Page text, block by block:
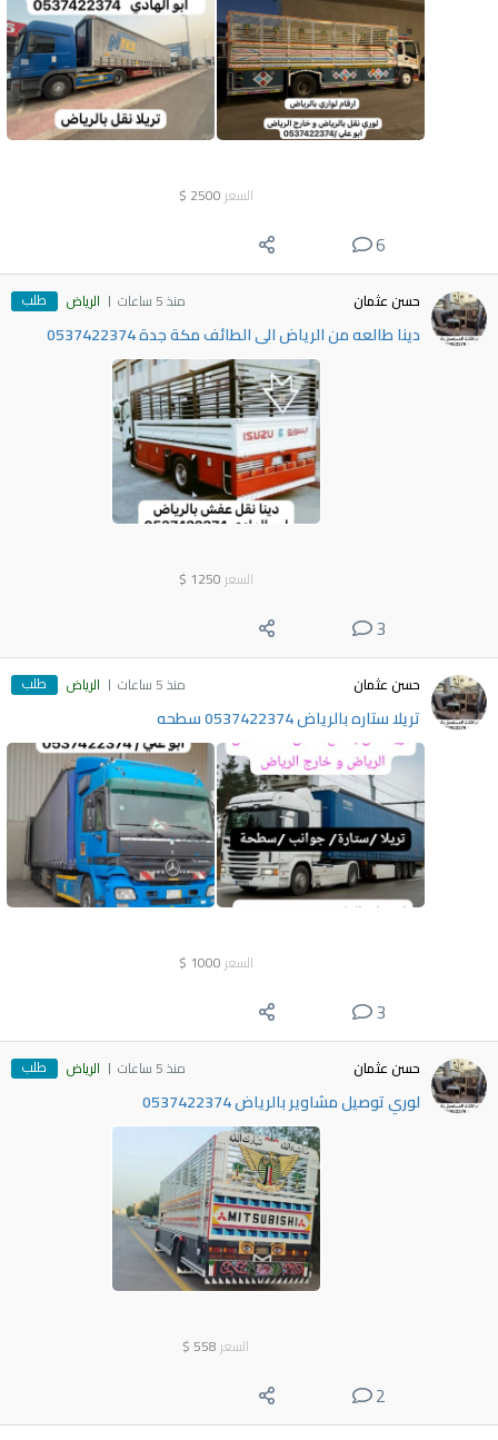
السعر 2500
$
6
حسن عثمان منذ 5 ساعات الرياض طلب
دينا طالعه من الرياض الى الطائف مكة جدة 0537422374
السعر 1250
$
3
حسن عثمان منذ 5 ساعات الرياض طلب
تريلا ستاره بالرياض 0537422374 سطحه
السعر 1000
$
3
حسن عثمان منذ 5 ساعات الرياض طلب
لوري توصيل مشاوير بالرياض 0537422374
السعر 558
$
2